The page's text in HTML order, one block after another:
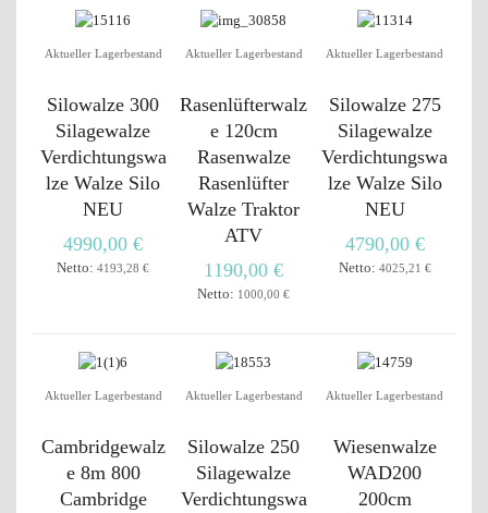
Aktueller Lagerbestand
Silowalze 300
Silagewalze
Verdichtungswa
lze Walze Silo
NEU
4990,00 €
Netto:4193,28 €
Aktueller Lagerbestand
Rasenlüfterwalz
e 120cm
Rasenwalze
Rasenlüfter
Walze Traktor
ATV
1190,00 €
Netto: 1000,00 €
Aktueller Lagerbestand
Silowalze 275
Silagewalze
Verdichtungswa
lze Walze Silo
NEU
4790,00 €
Netto: 4025,21 €
Aktueller Lagerbestand
Cambridgewalz
e 8m 800
Cambridge
Aktueller Lagerbestand
Silowalze 250
Silagewalze
Verdichtungswa
Aktueller Lagerbestand
Wiesenwalze
WAD200
200cm